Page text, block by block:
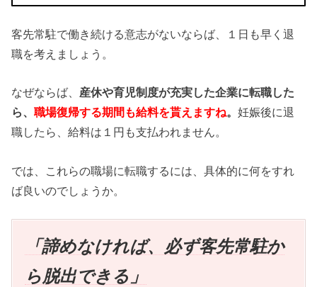
客先常駐で働き続ける意志がないならば、１日も早く退
職を考えましょう。
なぜならば、 産休や育児制度が充実した企業に転職した
ら、職場復帰する期間も給料を貰えますね。妊娠後に退
職したら、給料は１円も支払われません。
では、これらの職場に転職するには、具体的に何をすれ
ば良いのでしょうか。
「諦めなければ、必ず客先常駐か
ら脱出できる」